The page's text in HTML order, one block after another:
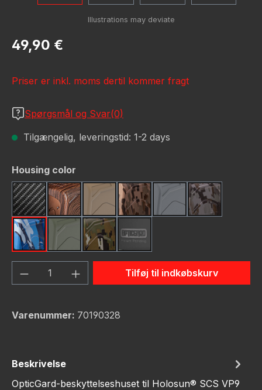
Almindelig pris:
49,90 €
Priser er inkl. moms dertil kommer fragt
Spørgsmål og Svar(0)
Tilgængelig, leveringstid: 1-2 days
Vælg
Housing color
Carbon FiberDark WoodFDE (Flat Dark Earth)
FDE CamoGunmetalGunmetal
Navy CamoOD GreenOD Green Camo
schwarz
Produktmængde: Indtast det ønskede
Tilføj til indkøbskurv
Varenummer: 70190328
Beskrivelse
OpticGard-beskyttelseshuset til Holosun® SCS VP9